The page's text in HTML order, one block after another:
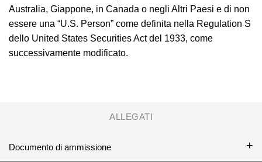
Australia, Giappone, in Canada o negli Altri Paesi e di non
essere una “U.S. Person” come definita nella Regulation S
dello United States Securities Act del 1933, come
successivamente modificato.
ALLEGATI
Documento di ammissione